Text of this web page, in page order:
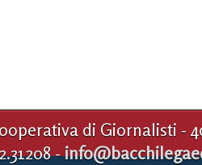
di Giornalisti -
-